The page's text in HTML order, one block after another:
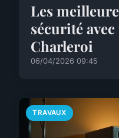
Les
sécurité
Charleroi
06/04/2026 09:45
TRAVAUX